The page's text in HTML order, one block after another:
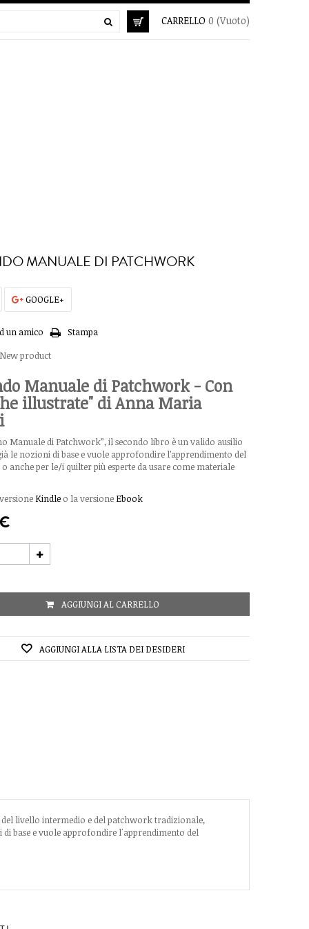
CARRELLO 0 (Vuoto)
MANUALE DI PATCHWORK
GOOGLE+
un amico
Stampa
New product
Manuale di Patchwork - Con
illustrate" di Anna Maria
Manuale di Patchwork”, il secondo libro è un valido ausilio
le nozioni di base e vuole approfondire l’apprendimento del
anche per le/i quilter più esperte da usare come materiale
Kindle o la versione Ebook
AGGIUNGI AL CARRELLO
AGGIUNGI ALLA LISTA DEI DESIDERI
livello intermedio e del patchwork tradizionale,
base e vuole approfondire l'apprendimento del